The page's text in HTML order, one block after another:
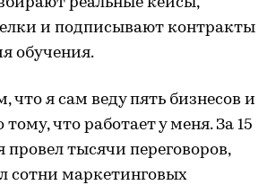
и подписывают контракты
обучения.
что я сам веду пять бизнесов и
что работает у меня. За 15
провел тысячи переговоров,
сотни маркетинговых